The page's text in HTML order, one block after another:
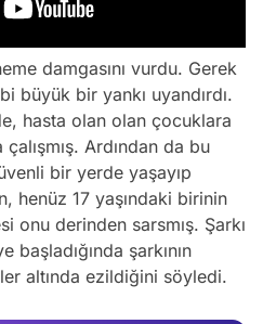
damgasını vurdu. Gerek
büyük bir yankı uyandırdı.
hasta olan olan çocuklara
Ardından da bu
bir yerde yaşayıp
henüz 17 yaşındaki birinin
onu derinden sarsmış. Şarkı
başladığında şarkının
altında ezildiğini söyledi.
Test
Gündem
Magazin